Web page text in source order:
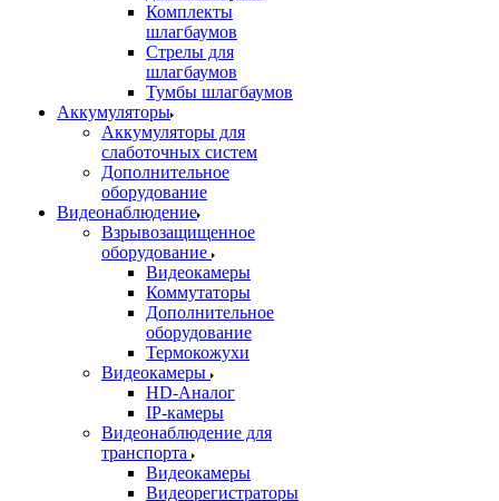
Комплекты
шлагбаумов
Стрелы для
шлагбаумов
Тумбы шлагбаумов
Аккумуляторы
Аккумуляторы для
слаботочных систем
Дополнительное
оборудование
Видеонаблюдение
Взрывозащищенное
оборудование
Видеокамеры
Коммутаторы
Дополнительное
оборудование
Термокожухи
Видеокамеры
HD-Аналог
IP-камеры
Видеонаблюдение для
транспорта
Видеокамеры
Видеорегистраторы